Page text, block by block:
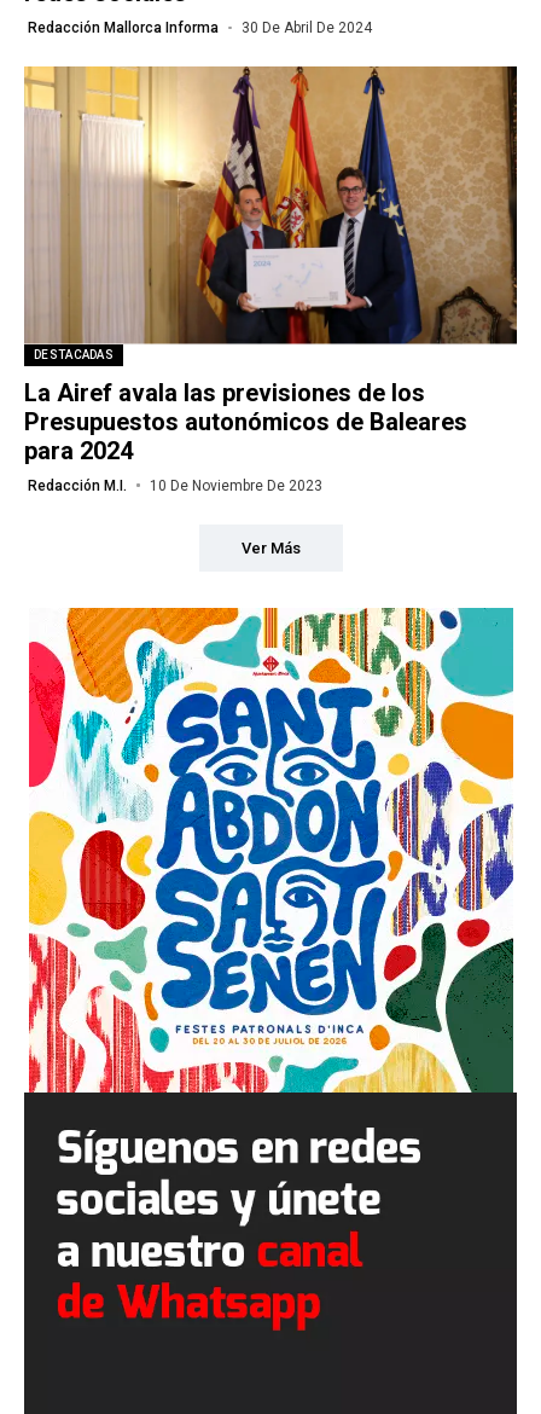
Redacción Mallorca Informa 30 De Abril De 2024
DESTACADAS
La Airef avala las previsiones de los
Presupuestos autonómicos de Baleares
para 2024
Redacción M.I. 10 De Noviembre De 2023
Ver Más